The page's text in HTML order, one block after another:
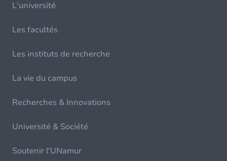
L'université
Les facultés
Les instituts de recherche
La vie du campus
Recherches & Innovations
Université & Société
Soutenir l'UNamur